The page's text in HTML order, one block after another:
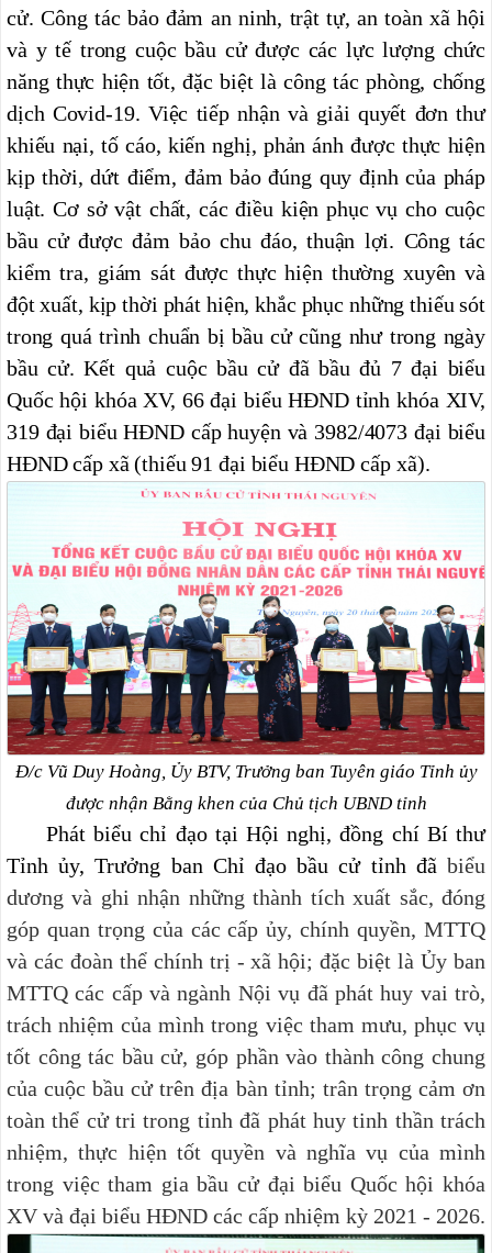
cử. Công tác bảo đảm an ninh, trật tự, an toàn xã hội
và y tế trong cuộc bầu cử được các lực lượng chức
năng thực hiện tốt, đặc biệt là công tác phòng, chống
dịch Covid-19. Việc tiếp nhận và giải quyết đơn thư
khiếu nại, tố cáo, kiến nghị, phản ánh được thực hiện
kịp thời, dứt điểm, đảm bảo đúng quy định của pháp
luật. Cơ sở vật chất, các điều kiện phục vụ cho cuộc
bầu cử được đảm bảo chu đáo, thuận lợi. Công tác
kiểm tra, giám sát được thực hiện thường xuyên và
đột xuất, kịp thời phát hiện, khắc phục những thiếu sót
trong quá trình chuẩn bị bầu cử cũng như trong ngày
bầu cử. Kết quả cuộc bầu cử đã bầu đủ 7 đại biểu
Quốc hội khóa XV, 66 đại biểu HĐND tỉnh khóa XIV,
319 đại biểu HĐND cấp huyện và 3982/4073 đại biểu
HĐND cấp xã (thiếu 91 đại biểu HĐND cấp xã).
Đ/c Vũ Duy Hoàng, Ủy BTV, Trưởng ban Tuyên giáo Tỉnh ủy
được nhận Bằng khen của Chủ tịch UBND tỉnh
Phát biểu chỉ đạo tại Hội nghị, đồng chí Bí thư
Tỉnh ủy, Trưởng ban Chỉ đạo bầu cử tỉnh đã biểu
dương và ghi nhận những thành tích xuất sắc, đóng
góp quan trọng của các cấp ủy, chính quyền, MTTQ
và các đoàn thể chính trị - xã hội; đặc biệt là Ủy ban
MTTQ các cấp và ngành Nội vụ đã phát huy vai trò,
trách nhiệm của mình trong việc tham mưu, phục vụ
tốt công tác bầu cử, góp phần vào thành công chung
của cuộc bầu cử trên địa bàn tỉnh; trân trọng cảm ơn
toàn thể cử tri trong tỉnh đã phát huy tinh thần trách
nhiệm, thực hiện tốt quyền và nghĩa vụ của mình
trong việc tham gia bầu cử đại biểu Quốc hội khóa
XV và đại biểu HĐND các cấp nhiệm kỳ 2021 - 2026.